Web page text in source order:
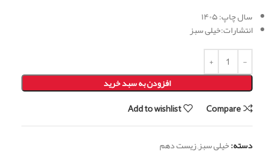
سال چاپ: ۱۴۰۵
انتشارات:خیلی سبز
افزودن به سبد خرید
Compare
Add to wishlist
دسته:خیلی سبز,زیست دهم